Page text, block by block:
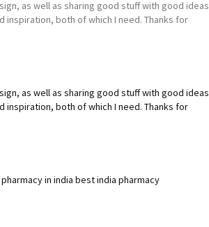
as well as sharing good stuff with good ideas
both of which I need. Thanks for
as well as sharing good stuff with good ideas
both of which I need. Thanks for
in india best india pharmacy